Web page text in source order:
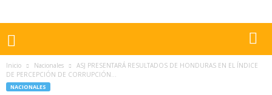
Inicio Nacionales
ASJ PRESENTARÁ RESULTADOS DE HONDURAS EN EL ÍNDICE
DE PERCEPCIÓN DE CORRUPCIÓN...
NACIONALES